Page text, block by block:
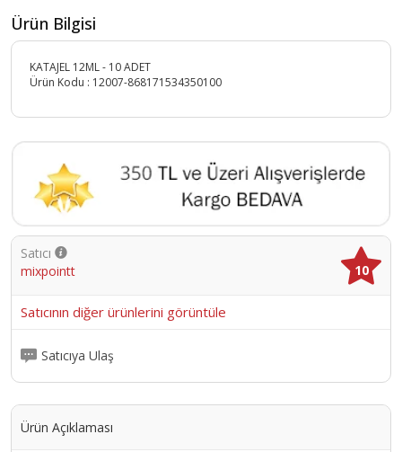
Ürün Bilgisi
KATAJEL 12ML - 10 ADET
Ürün Kodu : 12007-868171534350100
Satıcı
mixpointt
10
Satıcının diğer ürünlerini görüntüle
Satıcıya Ulaş
Ürün Açıklaması